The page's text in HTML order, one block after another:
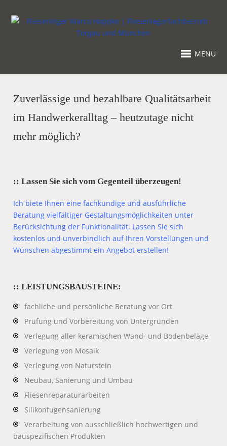
MENU
Zuverlässige und bezahlbare Qualitätsarbeit
im Handwerkeralltag – heutzutage nicht
mehr möglich?
:: Lassen Sie sich vom Gegenteil überzeugen!
Ich biete Ihnen eine fachkundige und ausführliche
Beratung vielfältiger Gestaltungsmöglichkeiten unter
Berücksichtung der Funktionalität. Lassen Sie sich
kostenlos und unverbindlich auf Ihren Vorstellungen und
Wünschen abgestimmt ein Angebot erstellen!
:: LEISTUNGSBAUSTEINE:
fachliche und persönliche Beratung vor Ort
Prüfung und Vorbereitung von Untergründen
Verlegung aller keramischen Wand- und Bodenbeläge
Verlegung von Mosaik
Verlegung von Naturstein
Neubau, Sanierung und Umbau
Fliesenreparaturarbeiten
Silikonfugensanierung
Verarbeitung von ausschließlich hochwertigen und
bauspezifischen Produkten